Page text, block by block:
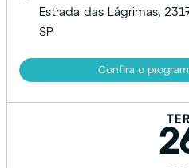
Estrada das Lágrimas,
SP
Confira o
TER